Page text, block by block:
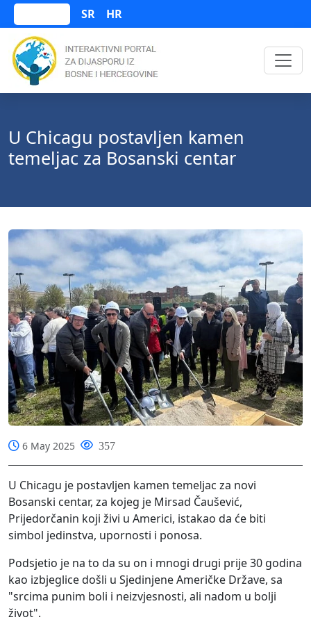
SR HR
U Chicagu postavljen kamen
temeljac za Bosanski centar
6 May 2025 357
U Chicagu je postavljen kamen temeljac za novi
Bosanski centar, za kojeg je Mirsad Čaušević,
Prijedorčanin koji živi u Americi, istakao da će biti
simbol jedinstva, upornosti i ponosa.
Podsjetio je na to da su on i mnogi drugi prije 30 godina
kao izbjeglice došli u Sjedinjene Američke Države, sa
"srcima punim boli i neizvjesnosti, ali nadom u bolji
život".